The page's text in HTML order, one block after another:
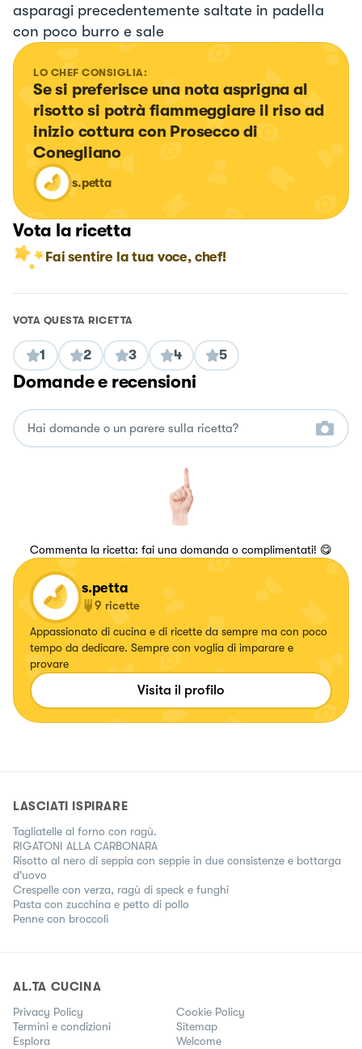
asparagi precedentemente saltate in padella
con poco burro e sale
LO CHEF CONSIGLIA:
Se si preferisce una nota asprigna al
risotto si potrà fiammeggiare il riso ad
inizio cottura con Prosecco di
Conegliano
s.petta
Vota la ricetta
Fai sentire la tua voce, chef!
VOTA QUESTA RICETTA
1 2 3 4 5
Domande e recensioni
Commenta la ricetta: fai una domanda o complimentati! 😋
s.petta
9 ricette
Appassionato di cucina e di ricette da sempre ma con poco
tempo da dedicare. Sempre con voglia di imparare e
provare
Visita il profilo
LASCIATI ISPIRARE
Tagliatelle al forno con ragù.
RIGATONI ALLA CARBONARA
Risotto al nero di seppia con seppie in due consistenze e bottarga
d'uovo
Crespelle con verza, ragù di speck e funghi
Pasta con zucchina e petto di pollo
Penne con broccoli
AL.TA CUCINA
Privacy Policy
Cookie Policy
Termini e condizioni
Sitemap
Esplora
Welcome